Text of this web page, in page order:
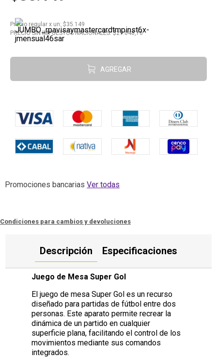
Precio regular x un: $35.149
PRECIO SIN IMPUESTOS NACIONALES: $29.048,76
AGREGAR
Promociones bancarias Ver todas
Condiciones para cambios y devoluciones
Descripción Especificaciones
Juego de Mesa Super Gol
El juego de mesa Super Gol es un recurso
diseñado para partidas de fútbol entre dos
personas. Este aparato permite recrear la
dinámica de un partido en cualquier
superficie plana, facilitando el control de los
movimientos mediante sus comandos
integrados.
Carne